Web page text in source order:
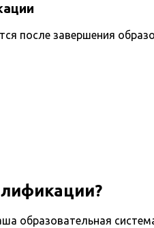
после завершения
образовательная